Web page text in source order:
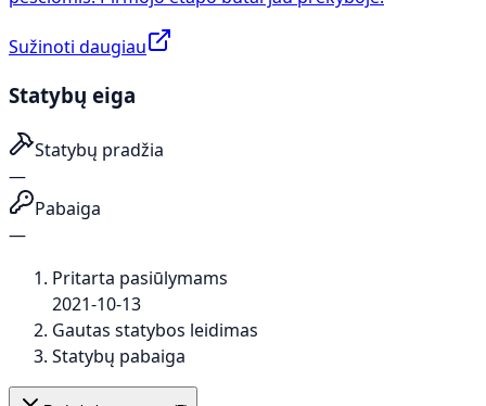
Sužinoti daugiau
Statybų eiga
Statybų pradžia
—
Pabaiga
—
Pritarta pasiūlymams
2021-10-13
Gautas statybos leidimas
Statybų pabaiga